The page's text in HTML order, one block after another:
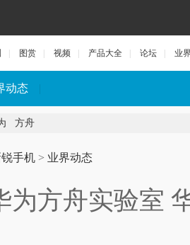
图赏 视频 产品大全 论坛 业
动态
方舟
手机 > 业界动态